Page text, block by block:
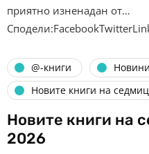
приятно изненадан от…
@-книги
Новини
Новите книги на
Новите книги на
2026